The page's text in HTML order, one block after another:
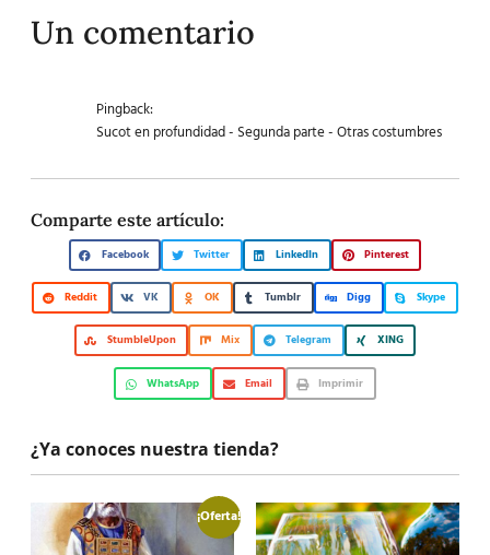
Un comentario
Pingback:
Sucot en profundidad - Segunda parte - Otras costumbres
Comparte este artículo:
Facebook Twitter LinkedIn Pinterest
Reddit VK OK Tumblr Digg Skype
StumbleUpon Mix Telegram XING
WhatsApp Email Imprimir
¿Ya conoces nuestra tienda?
¡Oferta!